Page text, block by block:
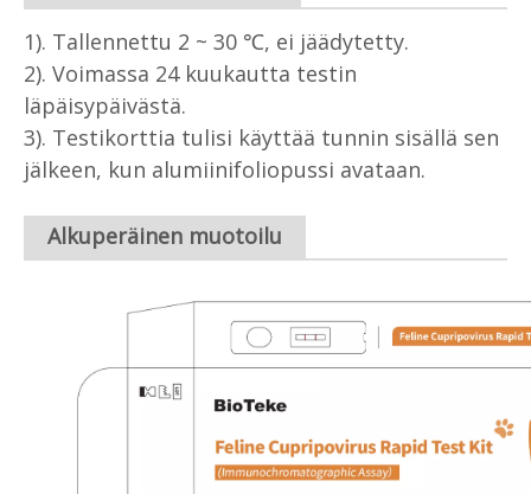
1). Tallennettu 2 ~ 30 ℃, ei jäädytetty.
2). Voimassa 24 kuukautta testin
läpäisypäivästä.
3). Testikorttia tulisi käyttää tunnin sisällä sen
jälkeen, kun alumiinifoliopussi avataan.
Alkuperäinen muotoilu